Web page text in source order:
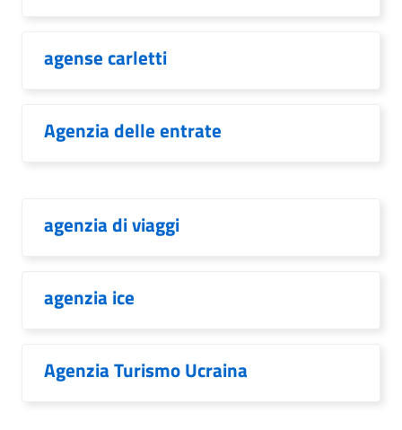
agense carletti
Agenzia delle entrate
agenzia di viaggi
agenzia ice
Agenzia Turismo Ucraina